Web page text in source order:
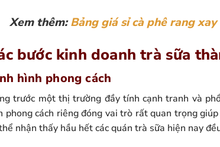
Xem thêm:Bảng giá sỉ cà phê rang
bước kinh doanh trà sữa
hình phong cách
trước một thị trường đầy tính cạnh tranh và
phong cách riêng đóng vai trò rất quan trọng
nhận thấy hầu hết các quán trà sữa hiện nay